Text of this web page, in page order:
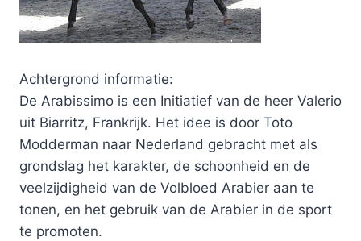
Achtergrond informatie:
De Arabissimo is een Initiatief van de heer Valerio
uit Biarritz, Frankrijk. Het idee is door Toto
Modderman naar Nederland gebracht met als
grondslag het karakter, de schoonheid en de
veelzijdigheid van de Volbloed Arabier aan te
tonen, en het gebruik van de Arabier in de sport
te promoten.